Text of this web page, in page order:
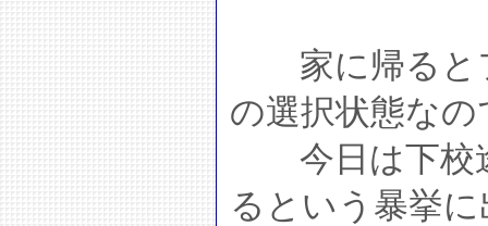
家に帰ると
の選択状態なの
今日は下校
るという暴挙